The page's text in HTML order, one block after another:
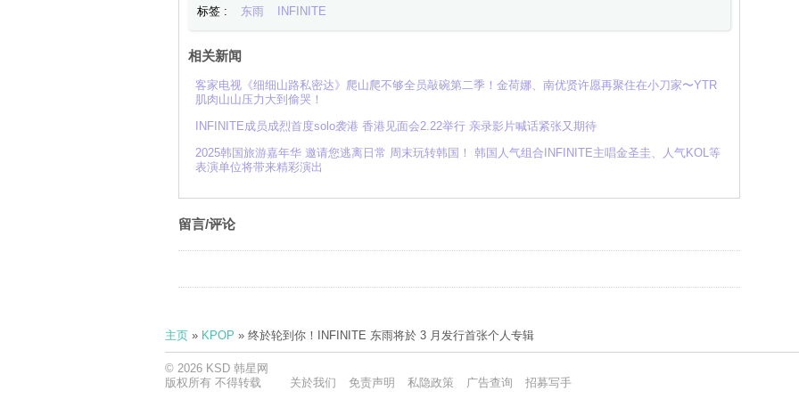
标签 : 东雨 INFINITE
相关新闻
客家电视《细细山路私密达》爬山爬不够全员敲碗第二季！金荷娜、南优贤许愿再聚住在小刀家〜YTR
肌肉山山压力大到偷哭！
INFINITE成员成烈首度solo袭港 香港见面会2.22举行 亲录影片喊话紧张又期待
2025韩国旅游嘉年华 邀请您逃离日常 周末玩转韩国！ 韩国人气组合INFINITE主唱金圣圭、人气KOL等
表演单位将带来精彩演出
留言/评论
主页» KPOP » 终於轮到你！INFINITE 东雨将於 3 月发行首张个人专辑
© 2026 KSD 韩星网
版权所有 不得转载
关於我们 免责声明 私隐政策 广告查询 招募写手